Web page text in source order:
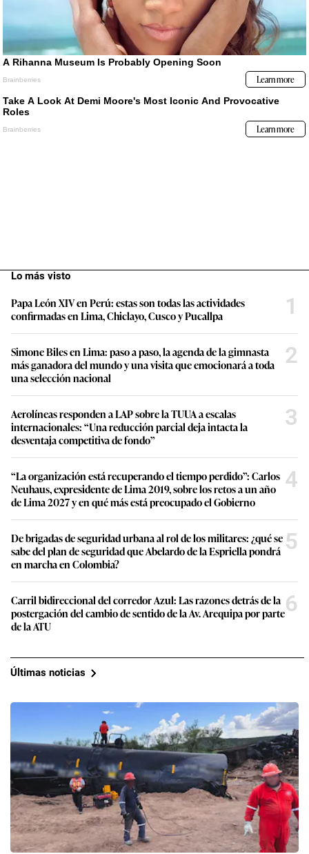
Lo más visto
Papa León XIV en Perú: estas son todas las actividades
confirmadas en Lima, Chiclayo, Cusco y Pucallpa
1
Simone Biles en Lima: paso a paso, la agenda de la gimnasta
más ganadora del mundo y una visita que emocionará a toda
una selección nacional
2
Aerolíneas responden a LAP sobre la TUUA a escalas
internacionales: “Una reducción parcial deja intacta la
desventaja competitiva de fondo”
3
“La organización está recuperando el tiempo perdido”: Carlos
Neuhaus, expresidente de Lima 2019, sobre los retos a un año
de Lima 2027 y en qué más está preocupado el Gobierno
4
De brigadas de seguridad urbana al rol de los militares: ¿qué se
sabe del plan de seguridad que Abelardo de la Espriella pondrá
en marcha en Colombia?
5
Carril bidireccional del corredor Azul: Las razones detrás de la
postergación del cambio de sentido de la Av. Arequipa por parte
de la ATU
6
Últimas noticias